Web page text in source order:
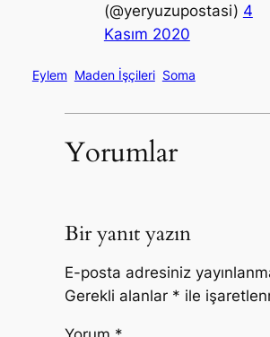
(@yeryuzupostasi) 4
Kasım 2020
Eylem Maden İşçileri Soma
Yorumlar
Bir yanıt yazın
E-posta adresiniz
Gerekli alanlar * ile